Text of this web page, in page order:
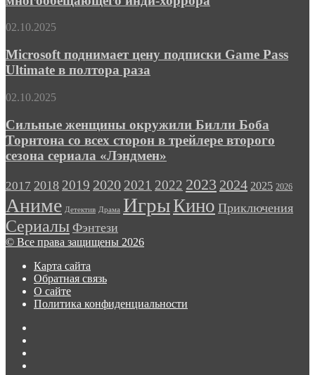
трейлер
инди-
Microsoft
цену
подписки
Game
Ultimate
полтора
раза
02.10.2025
Microsoft поднимает цену подписки Game Pass
Ultimate в полтора раза
Сильные
окружили
Билли
Боба
Торнтона
всех
сторон
в
трейлере
второго
сезона
сериала
«Лэндмен»
02.10.2025
Сильные женщины окружили Билли Боба
Торнтона со всех сторон в трейлере второго
сезона сериала «Лэндмен»
2017 2018 2019 2020 2021 2022 2023 2024 2025 2026
Аниме Детектив Драма ИгрыКино Приключения
Сериалы Фэнтези
© Все права защищены 2026
Карта сайта
Обратная связь
О сайте
Политика конфиденциальности